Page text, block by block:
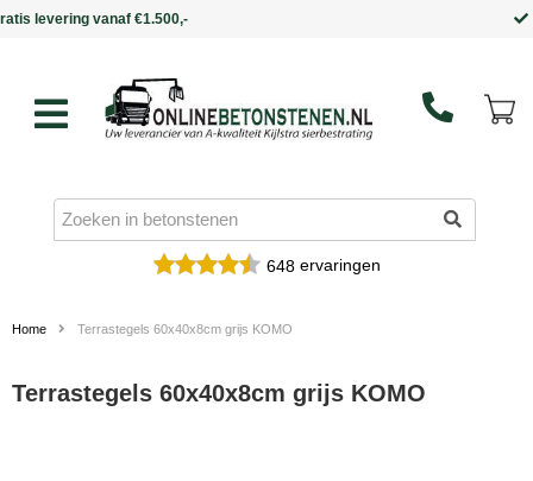
Binnen 5 werkdagen in huis
648ervaringen
Home Terrastegels 60x40x8cm grijs KOMO
Terrastegels 60x40x8cm grijs KOMO